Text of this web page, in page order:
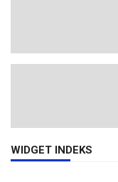
WIDGET INDEKS